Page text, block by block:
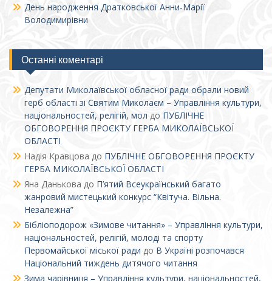
День народження Дратковської Анни-Марії
Володимирівни
Останні коментарі
Депутати Миколаївської обласної ради обрали новий
герб області зі Святим Миколаєм – Управління культури,
національностей, релігій, мол до ПУБЛІЧНЕ
ОБГОВОРЕННЯ ПРОЄКТУ ГЕРБА МИКОЛАЇВСЬКОЇ
ОБЛАСТІ
Надія Кравцова до ПУБЛІЧНЕ ОБГОВОРЕННЯ ПРОЄКТУ
ГЕРБА МИКОЛАЇВСЬКОЇ ОБЛАСТІ
Яна Данькова до П’ятий Всеукраїнський багато
жанровий мистецький конкурс “Квітуча. Вільна.
Незалежна”
Бібліоподорож «Зимове читання» – Управління культури,
національностей, релігій, молоді та спорту
Первомайської міської ради до В Україні розпочався
Національний тиждень дитячого читання
Зима чарівниця – Управління культури, національностей,